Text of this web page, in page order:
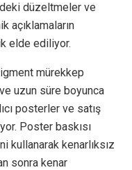
düzeltmeler ve
açıklamaların
elde ediliyor.
mürekkep
uzun süre boyunca
posterler ve satış
Poster baskısı
kullanarak kenarlıksız
sonra kenar